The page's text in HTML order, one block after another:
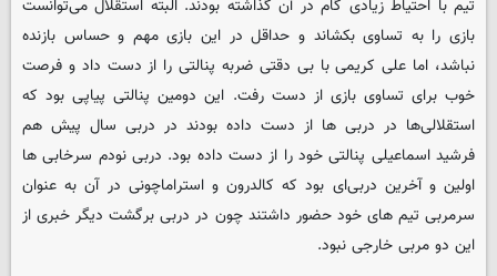
تیم با احتیاط زیادی گام در آن گذاشته بودند. البته استقلال می‌توانست
بازی را به تساوی بکشاند و حداقل در این بازی مهم و حساس بازنده
نباشد، اما علی کریمی با بی دقتی ضربه پنالتی را از دست داد و فرصت
خوب برای تساوی بازی از دست رفت. این دومین پنالتی پیاپی بود که
استقلالی‌ها در دربی ها از دست داده بودند در دربی سال پیش هم
فرشید اسماعیلی پنالتی خود را از دست داده بود. دربی نودم سرخابی ها
اولین و آخرین دربی‌ای بود که کالدرون و استراماچونی در آن به عنوان
سرمربی تیم های خود حضور داشتند چون در دربی برگشت دیگر خبری از
این دو مربی خارجی نبود.